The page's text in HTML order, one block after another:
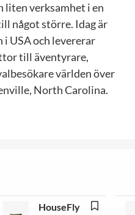
liten verksamhet i en
något större. Idag är
i USA och levererar
till äventyrare,
världen över
North Carolina.
HouseFly